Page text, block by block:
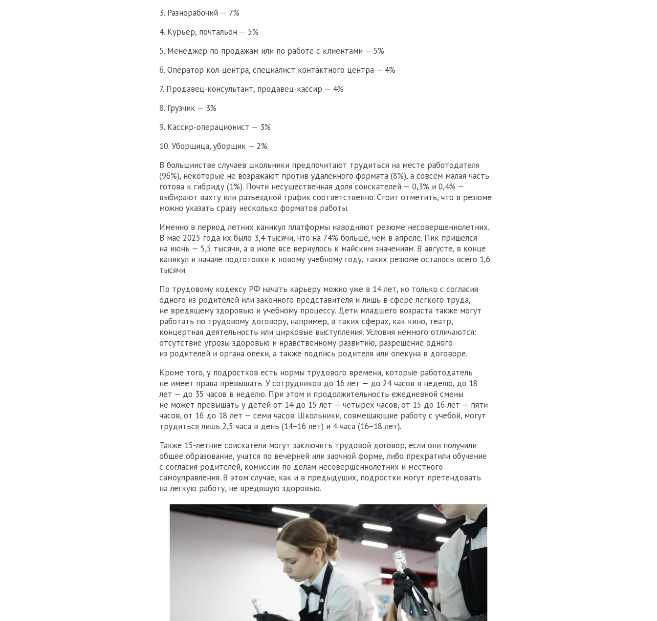
3. Разнорабочий — 7%
4. Курьер, почтальон — 5%
5. Менеджер по продажам или по работе с клиентами — 5%
6. Оператор кол-центра, специалист контактного центра — 4%
7. Продавец-консультант, продавец-кассир — 4%
8. Грузчик — 3%
9. Кассир-операционист — 3%
10. Уборщица, уборщик — 2%
В большинстве случаев школьники предпочитают трудиться на месте работодателя
(96%), некоторые не возражают против удаленного формата (8%), а совсем малая часть
готова к гибриду (1%). Почти несущественная доля соискателей — 0,3% и 0,4% —
выбирают вахту или разъездной график соответственно. Стоит отметить, что в резюме
можно указать сразу несколько форматов работы.
Именно в период летних каникул платформы наводняют резюме несовершеннолетних.
В мае 2025 года их было 3,4 тысячи, что на 74% больше, чем в апреле. Пик пришелся
на июнь — 5,5 тысячи, а в июле все вернулось к майским значениям. В августе, в конце
каникул и начале подготовки к новому учебному году, таких резюме осталось всего 1,6
тысячи.
По трудовому кодексу РФ начать карьеру можно уже в 14 лет, но только с согласия
одного из родителей или законного представителя и лишь в сфере легкого труда,
не вредящему здоровью и учебному процессу. Дети младшего возраста также могут
работать по трудовому договору, например, в таких сферах, как кино, театр,
концертная деятельность или цирковые выступления. Условия немного отличаются:
отсутствие угрозы здоровью и нравственному развитию, разрешение одного
из родителей и органа опеки, а также подпись родителя или опекуна в договоре.
Кроме того, у подростков есть нормы трудового времени, которые работодатель
не имеет права превышать. У сотрудников до 16 лет — до 24 часов в неделю, до 18
лет — до 35 часов в неделю. При этом и продолжительность ежедневной смены
не может превышать у детей от 14 до 15 лет — четырех часов, от 15 до 16 лет — пяти
часов, от 16 до 18 лет — семи часов. Школьники, совмещающие работу с учебой, могут
трудиться лишь 2,5 часа в день (14−16 лет) и 4 часа (16−18 лет).
Также 15-летние соискатели могут заключить трудовой договор, если они получили
общее образование, учатся по вечерней или заочной форме, либо прекратили обучение
с согласия родителей, комиссии по делам несовершеннолетних и местного
самоуправления. В этом случае, как и в предыдущих, подростки могут претендовать
на легкую работу, не вредящую здоровью.